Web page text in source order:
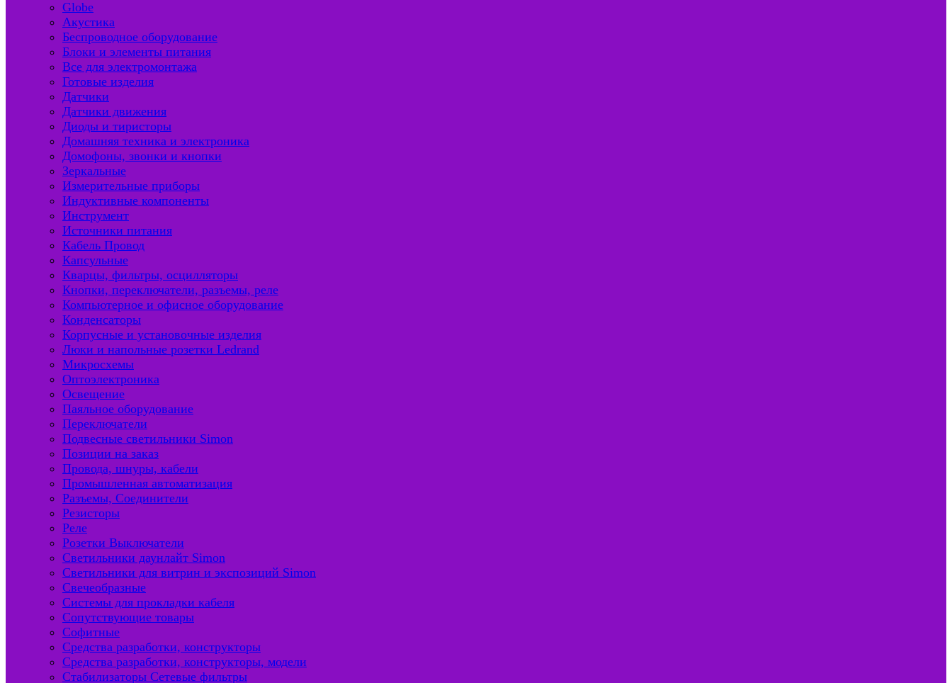
Globe
Акустика
Беспроводное оборудование
Блоки и элементы питания
Все для электромонтажа
Готовые изделия
Датчики
Датчики движения
Диоды и тиристоры
Домашняя техника и электроника
Домофоны, звонки и кнопки
Зеркальные
Измерительные приборы
Индуктивные компоненты
Инструмент
Источники питания
Кабель Провод
Капсульные
Кварцы, фильтры, осцилляторы
Кнопки, переключатели, разъемы, реле
Компьютерное и офисное оборудование
Конденсаторы
Корпусные и установочные изделия
Люки и напольные розетки Ledrand
Микросхемы
Оптоэлектроника
Освещение
Паяльное оборудование
Переключатели
Подвесные светильники Simon
Позиции на заказ
Провода, шнуры, кабели
Промышленная автоматизация
Разъемы, Соединители
Резисторы
Реле
Розетки Выключатели
Светильники даунлайт Simon
Светильники для витрин и экспозиций Simon
Свечеобразные
Системы для прокладки кабеля
Сопутствующие товары
Софитные
Средства разработки, конструкторы
Средства разработки, конструкторы, модели
Стабилизаторы Сетевые фильтры